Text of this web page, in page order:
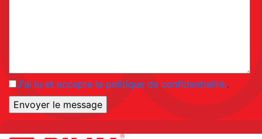
J'ai lu et accepte la politique de confidentialité..